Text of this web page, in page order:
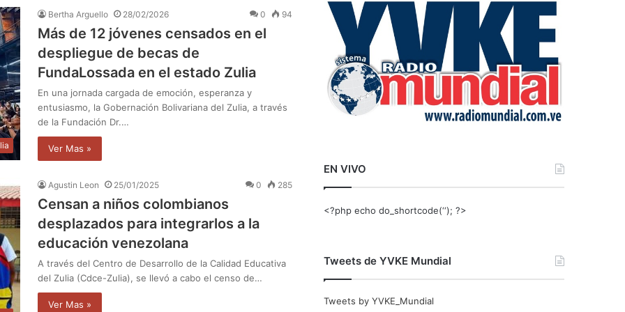
Bertha Arguello 28/02/2026 0 94
Más de 12 jóvenes censados en el
despliegue de becas de
FundaLossada en el estado Zulia
En una jornada cargada de emoción, esperanza y
entusiasmo, la Gobernación Bolivariana del Zulia, a través
de la Fundación Dr.…
Ver Mas »
Agustin Leon 25/01/2025 0 285
Censan a niños colombianos
desplazados para integrarlos a la
educación venezolana
A través del Centro de Desarrollo de la Calidad Educativa
del Zulia (Cdce-Zulia), se llevó a cabo el censo de…
Ver Mas »
r
EN VIVO
<?php echo do_shortcode(‘‘); ?>
Tweets de YVKE Mundial
Tweets by YVKE_Mundial